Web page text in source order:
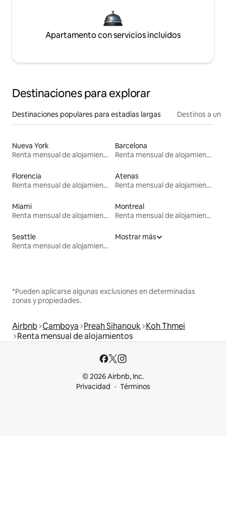
Apartamento con servicios incluidos
Destinaciones para explorar
Destinaciones populares para estadías largas Destinos a un
Nueva York
Renta mensual de alojamientos
Barcelona
Renta mensual de alojamientos
Florencia
Renta mensual de alojamientos
Atenas
Renta mensual de alojamientos
Miami
Renta mensual de alojamientos
Montreal
Renta mensual de alojamientos
Seattle
Renta mensual de alojamientos
Mostrar más
*Pueden aplicarse algunas exclusiones en determinadas
zonas y propiedades.
Airbnb Camboya Preah Sihanouk Koh Thmei
Renta mensual de alojamientos
© 2026 Airbnb, Inc.
Privacidad
Términos